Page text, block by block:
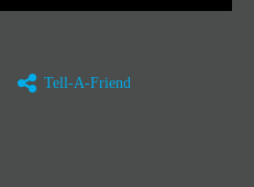
Tell-A-Friend